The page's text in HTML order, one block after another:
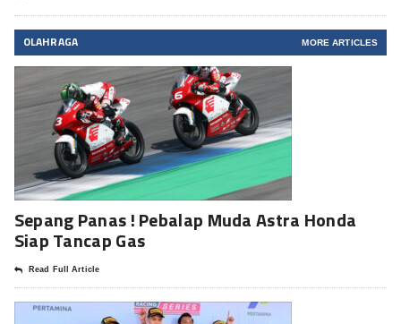
OLAHRAGA MORE ARTICLES
Sepang Panas ! Pebalap Muda Astra Honda
Siap Tancap Gas
Read Full Article